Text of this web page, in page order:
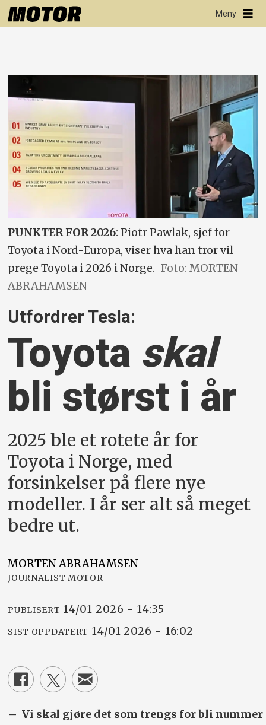
PUNKTER FOR 2026: Piotr Pawlak, sjef for
Toyota i Nord-Europa, viser hva han tror vil
prege Toyota i 2026 i Norge. Foto: MORTEN
ABRAHAMSEN
Utfordrer Tesla:
Toyota skal
bli størst i år
2025 ble et rotete år for
Toyota i Norge, med
forsinkelser på flere nye
modeller. I år ser alt så meget
bedre ut.
MORTEN ABRAHAMSEN
JOURNALIST MOTOR
PUBLISERT 14/01 2026 - 14:35
SIST OPPDATERT 14/01 2026 - 16:02
– Vi skal gjøre det som trengs for bli nummer